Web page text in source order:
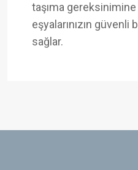
taşıma
eşyalarınızın güvenli
sağlar.